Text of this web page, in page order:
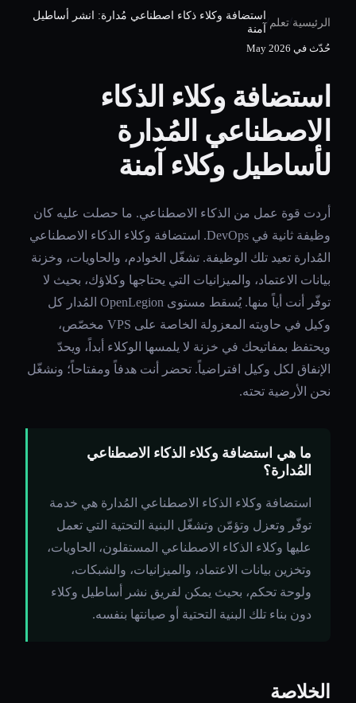
الرئيسية/تعلم /
استضافة وكلاء ذكاء اصطناعي مُدارة: انشر أساطيل
آمنة
حُدّث في May 2026
استضافة وكلاء الذكاء
الاصطناعي المُدارة
لأساطيل وكلاء آمنة
أردت قوة عمل من الذكاء الاصطناعي. ما حصلت عليه كان
وظيفة ثانية في DevOps. استضافة وكلاء الذكاء الاصطناعي
المُدارة تعيد تلك الوظيفة. تشغّل الخوادم، والحاويات، وخزنة
بيانات الاعتماد، والميزانيات التي يحتاجها وكلاؤك، بحيث لا
توفّر أنت أياً منها. يُسقط مستوى OpenLegion المُدار كل
وكيل في حاويته المعزولة الخاصة على VPS مخصّص،
ويحتفظ بمفاتيحك في خزنة لا يلمسها الوكلاء أبداً، ويحدّ
الإنفاق لكل وكيل افتراضياً. تحضر أنت هدفاً ومفتاحاً؛ ونشغّل
نحن الأرضية تحته.
ما هي استضافة وكلاء الذكاء الاصطناعي
المُدارة؟
استضافة وكلاء الذكاء الاصطناعي المُدارة هي خدمة
توفّر وتعزل وتؤمّن وتشغّل البنية التحتية التي تعمل
عليها وكلاء الذكاء الاصطناعي المستقلون، الحاويات،
وتخزين بيانات الاعتماد، والميزانيات، والشبكات،
ولوحة تحكم، بحيث يمكن لفريق نشر أساطيل وكلاء
دون بناء تلك البنية التحتية أو صيانتها بنفسه.
الخلاصة